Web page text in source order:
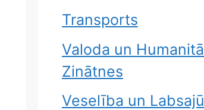
Transports
Valoda un
Zinātnes
Veselība un